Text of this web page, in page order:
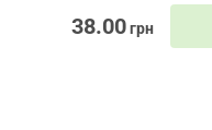
38.00грн